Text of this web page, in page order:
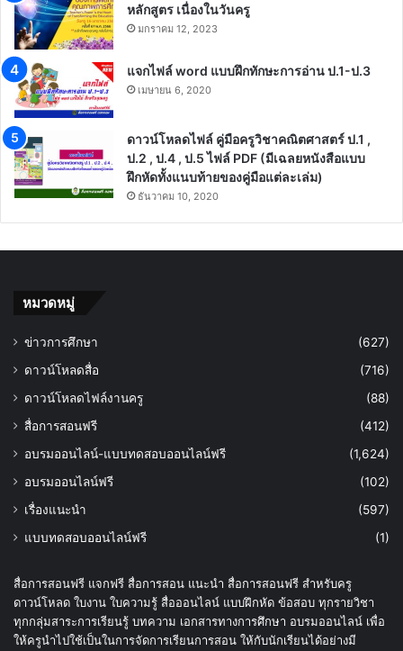
หลักสูตร เนื่องในวันครู
มกราคม 12, 2023
แจกไฟล์ word แบบฝึกทักษะการอ่าน ป.1-ป.3
เมษายน 6, 2020
ดาวน์โหลดไฟล์ คู่มือครูวิชาคณิตศาสตร์ ป.1 ,
ป.2 , ป.4 , ป.5 ไฟล์ PDF (มีเฉลยหนังสือแบบ
ฝึกหัดทั้งแนบท้ายของคู่มือแต่ละเล่ม)
ธันวาคม 10, 2020
หมวดหมู่
ข่าวการศึกษา
(627)
ดาวน์โหลดสื่อ
(716)
ดาวน์โหลดไฟล์งานครู
(88)
สื่อการสอนฟรี
(412)
อบรมออนไลน์-แบบทดสอบออนไลน์ฟรี
(1,624)
อบรมออนไลน์ฟรี
(102)
เรื่องแนะนำ
(597)
แบบทดสอบออนไลน์ฟรี
(1)
สื่อการสอนฟรี แจกฟรี สื่อการสอน แนะนำ สื่อการสอนฟรี สำหรับครู
ดาวน์โหลด ใบงาน ใบความรู้ สื่อออนไลน์ แบบฝึกหัด ข้อสอบ ทุกรายวิชา
ทุกกลุ่มสาระการเรียนรู้ บทความ เอกสารทางการศึกษา อบรมออนไลน์ เพื่อ
ให้ครูนำไปใช้เป็นในการจัดการเรียนการสอน ให้กับนักเรียนได้อย่างมี